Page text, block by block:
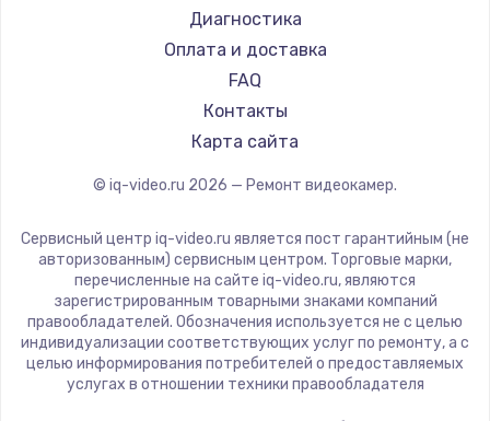
1100 руб.
Заказать
Ремонт дисковода
1400 руб.
Заказать
Замена крышки ноутбука
1750 руб.
Заказать
Замена HDMI
1450 руб.
Диагностика
Оплата и доставка
FAQ
Контакты
Карта сайта
© iq-video.ru 2026 — Ремонт видеокамер.
Сервисный центр iq-video.ru является пост гарантийным (не
авторизованным) сервисным центром. Торговые марки,
перечисленные на сайте iq-video.ru, являются
зарегистрированным товарными знаками компаний
правообладателей. Обозначения используется не с целью
индивидуализации соответствующих услуг по ремонту, а с
целью информирования потребителей о предоставляемых
услугах в отношении техники правообладателя